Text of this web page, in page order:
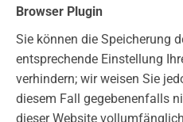
Browser Plugin
Sie können die Speicherung
entsprechende Einstellung
verhindern; wir weisen Sie
diesem Fall gegebenenfalls
dieser Website